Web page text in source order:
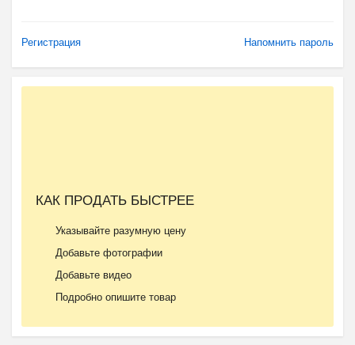
Регистрация Напомнить пароль
КАК ПРОДАТЬ БЫСТРЕЕ
Указывайте разумную цену
Добавьте фотографии
Добавьте видео
Подробно опишите товар